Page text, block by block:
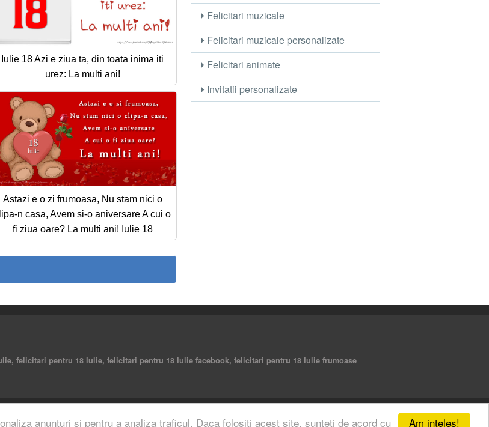
Am inteles!
anunturi si pentru a analiza traficul. Daca folositi acest site, sunteti de acord cu
Iulie 18 Azi e ziua ta, din toata inima iti
urez: La multi ani!
Astazi e o zi frumoasa, Nu stam nici o
n casa, Avem si-o aniversare A cui o
fi ziua oare? La multi ani! Iulie 18
Felicitari muzicale
Felicitari muzicale personalizate
Felicitari animate
Invitatii personalizate
felicitari pentru 18 Iulie, felicitari pentru 18 Iulie facebook, felicitari pentru 18 Iulie frumoase